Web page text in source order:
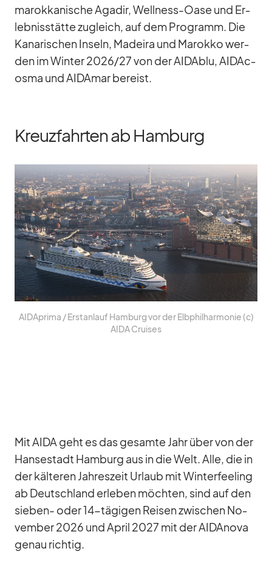
ma­rok­ka­ni­sche Aga­dir, Well­ness-Oase und Er­
leb­nis­stätte zu­gleich, auf dem Pro­gramm. Die
Ka­na­ri­schen In­seln, Ma­deira und Ma­rokko wer­
den im Win­ter 2026/​27 von der AI­D­A­blu, AI­DA­c­
osma und AI­DA­mar be­reist.
Kreuzfahrten ab Hamburg
AID­A­prima /​ Erst­an­lauf Ham­burg vor der Elb­phil­har­mo­nie (c)
AIDA Crui­ses
Mit AIDA geht es das ge­samte Jahr über von der
Han­se­stadt Ham­burg aus in die Welt. Alle, die in
der käl­te­ren Jah­res­zeit Ur­laub mit Win­ter­fee­ling
ab Deutsch­land er­le­ben möch­ten, sind auf den
sie­ben- oder 14-tä­gi­gen Rei­sen zwi­schen No­
vem­ber 2026 und April 2027 mit der AID­A­nova
ge­nau rich­tig.